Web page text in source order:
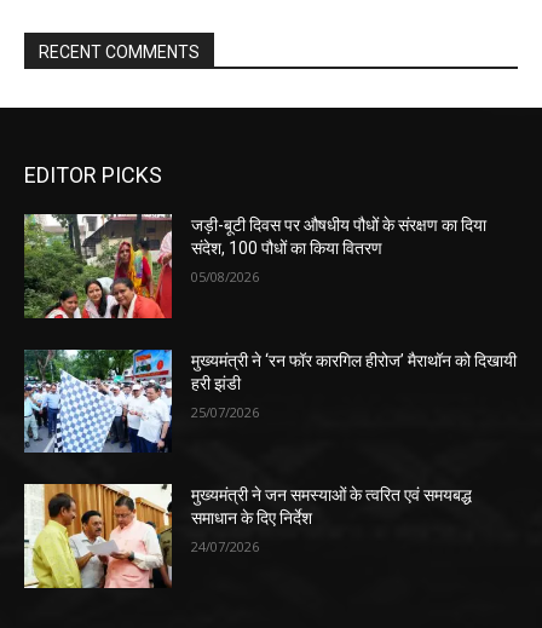
RECENT COMMENTS
EDITOR PICKS
जड़ी-बूटी दिवस पर औषधीय पौधों के संरक्षण का दिया
संदेश, 100 पौधों का किया वितरण
05/08/2026
मुख्यमंत्री ने ‘रन फॉर कारगिल हीरोज’ मैराथॉन को दिखायी
हरी झंडी
25/07/2026
मुख्यमंत्री ने जन समस्याओं के त्वरित एवं समयबद्ध
समाधान के दिए निर्देश
24/07/2026